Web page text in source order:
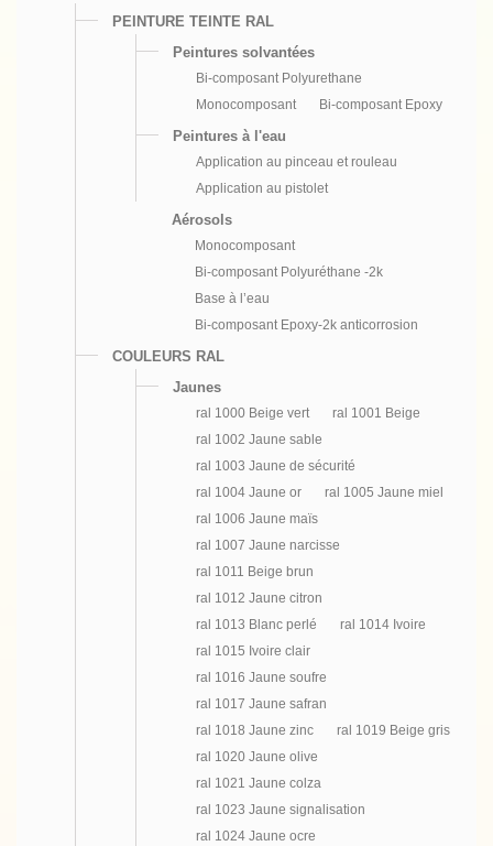
PEINTURE TEINTE RAL
Peintures solvantées
Bi-composant Polyurethane
Monocomposant
Bi-composant Epoxy
Peintures à l'eau
Application au pinceau et rouleau
Application au pistolet
Aérosols
Monocomposant
Bi-composant Polyuréthane -2k
Base à l’eau
Bi-composant Epoxy-2k anticorrosion
COULEURS RAL
Jaunes
ral 1000 Beige vert
ral 1001 Beige
ral 1002 Jaune sable
ral 1003 Jaune de sécurité
ral 1004 Jaune or
ral 1005 Jaune miel
ral 1006 Jaune maïs
ral 1007 Jaune narcisse
ral 1011 Beige brun
ral 1012 Jaune citron
ral 1013 Blanc perlé
ral 1014 Ivoire
ral 1015 Ivoire clair
ral 1016 Jaune soufre
ral 1017 Jaune safran
ral 1018 Jaune zinc
ral 1019 Beige gris
ral 1020 Jaune olive
ral 1021 Jaune colza
ral 1023 Jaune signalisation
ral 1024 Jaune ocre